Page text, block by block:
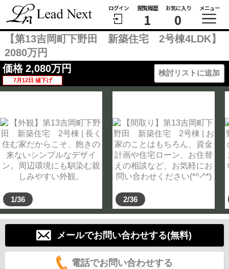
ログイン 閲覧履歴
1
お気に入り
0
メニュー
【第13吉岡町下野田 新築住宅 2号棟4LDK】
2080万円
価格 2,080万円
7月12日 値下げ
検討リストに追加
1/36 2/36
メールでお問い合わせする(無料)
電話でお問い合わせする